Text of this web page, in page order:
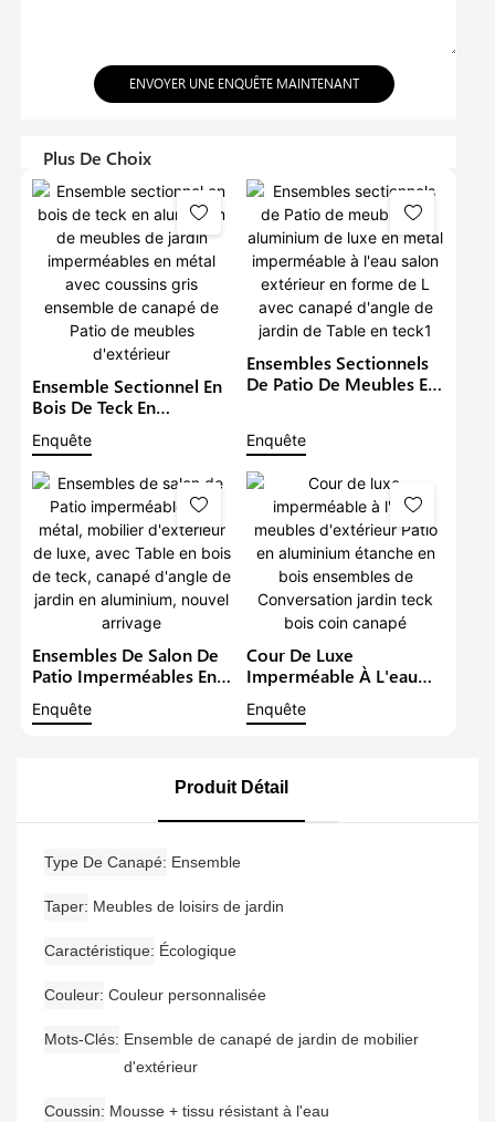
ENVOYER UNE ENQUÊTE MAINTENANT
Plus De Choix
Ensemble Sectionnel En
Bois De Teck En
Aluminium De Meubles
De Jardin Imperméables
En Métal Avec Coussins
Gris Ensemble De
Canapé De Patio De
Meubles D'extérieur
Enquête
Ensembles Sectionnels
De Patio De Meubles En
L'eau Salon Extérieur En
Forme De L Avec
Canapé D'angle De
Jardin De Table En Teck1
Enquête
Ensembles De Salon De
Patio Imperméables En
D'extérieur De Luxe,
Jardin En Aluminium,
Enquête
Cour De Luxe
Imperméable À L'eau
Patio En Aluminium
Conversation Jardin Teck
Bois Coin Canapé
Enquête
Produit Détail
Type De Canapé Ensemble
Taper Meubles de loisirs de jardin
Caractéristique Écologique
Couleur Couleur personnalisée
Mots-Clés Ensemble de canapé de jardin de mobilier
d'extérieur
Coussin Mousse + tissu résistant à l'eau